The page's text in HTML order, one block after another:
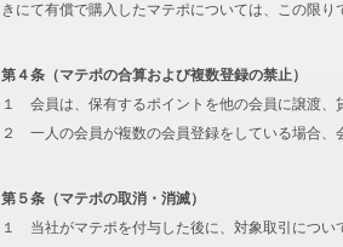
きにて有償で購入したマテポについては、この限り
第４条（マテポの合算および複数登録の禁止）
１ 会員は、保有するポイントを他の会員に譲渡、
２ 一人の会員が複数の会員登録をしている場合、
第５条（マテポの取消・消滅）
１ 当社がマテポを付与した後に、対象取引につい